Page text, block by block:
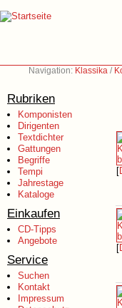
Navigation: Klassika /
Rubriken
Komponisten
Dirigenten
Textdichter
Gattungen
Begriffe
Tempi
Jahrestage
Kataloge
Einkaufen
CD-Tipps
Angebote
Service
Suchen
Kontakt
Impressum
[
[